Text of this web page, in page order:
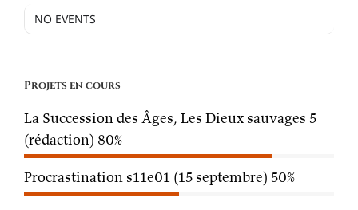
NO EVENTS
Projets en cours
La Succession des Âges, Les Dieux sauvages 5
(rédaction) 80%
Procrastination s11e01 (15 septembre) 50%